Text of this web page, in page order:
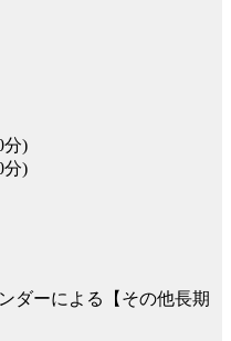
分)
分)
ダーによる【その他長期